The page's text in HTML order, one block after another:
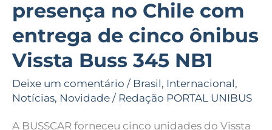
presença no Chile com
entrega de cinco ônibus
Vissta Buss 345 NB1
Deixe um comentário / Brasil, Internacional,
Notícias, Novidade / Redação PORTAL UNIBUS
A BUSSCAR forneceu cinco unidades do Vissta
NB1